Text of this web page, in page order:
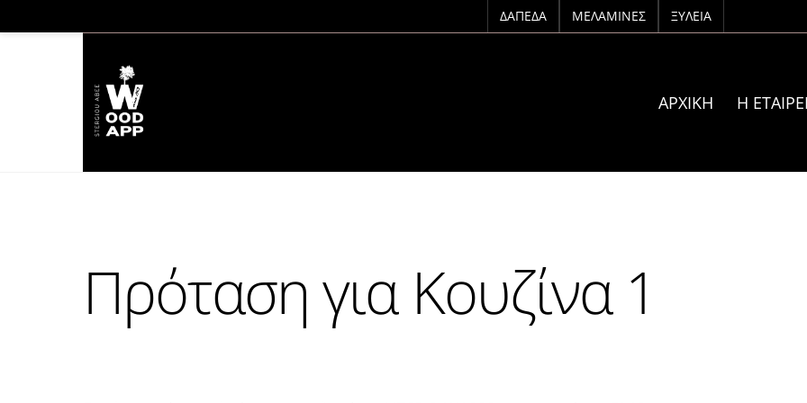
to
ΔΆΠΕΔΑ ΜΕΛΑΜΊΝΕΣ ΞΥΛΕΊΑ
ΑΡΧΙΚΗ Η
Πρόταση για Κουζίνα 1